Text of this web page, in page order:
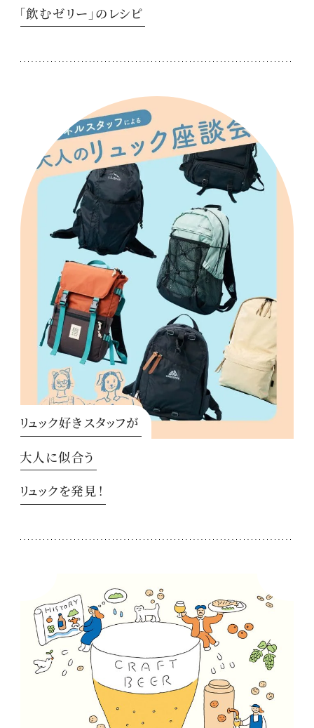
「飲むゼリー」のレシピ
リュック好きスタッフが
大人に似合う
リュックを発見！